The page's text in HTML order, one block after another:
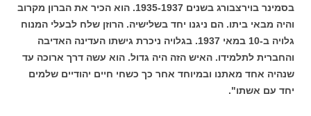
בסמינר בוירצבורג בשנים 1935-1937. הוא הכיר את הברון מקרוב
והיה מבאי ביתו. הם ניגנו יחד בשלישיה. הרוזן שלח לבעלי המנוח
גלויה ב-10 במאי 1937. בגלויה ניכרת גישתו העדינה האדיבה
והחברית לתלמידו. האיש הזה היה גדול. הוא עשה דרך ארוכה עד
שנהיה אחד מאתנו ובמיוחד אחר כך כשחי חיים יהודיים שלמים
יחד עם אשתו".